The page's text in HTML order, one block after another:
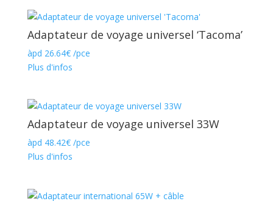
Adaptateur de voyage universel ‘Tacoma’
àpd 26.64€/pce
Plus d'infos
Adaptateur de voyage universel 33W
àpd 48.42€/pce
Plus d'infos